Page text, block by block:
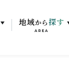
地域から 探す
AREA